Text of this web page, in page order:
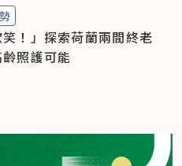
笑！」探索荷蘭兩間終老
照護可能